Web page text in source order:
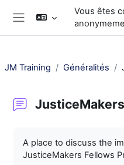
Passer au contenu principal
Panneau latéral
Vous êtes
JM Training Généralités
A place to discuss the
JusticeMakers Fellows